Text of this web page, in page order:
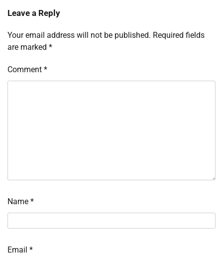
Leave a Reply
Your email address will not be published. Required fields
are marked *
Comment *
Name *
Email *